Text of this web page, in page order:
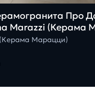
Про
Marazzi (Керама
Марацци)